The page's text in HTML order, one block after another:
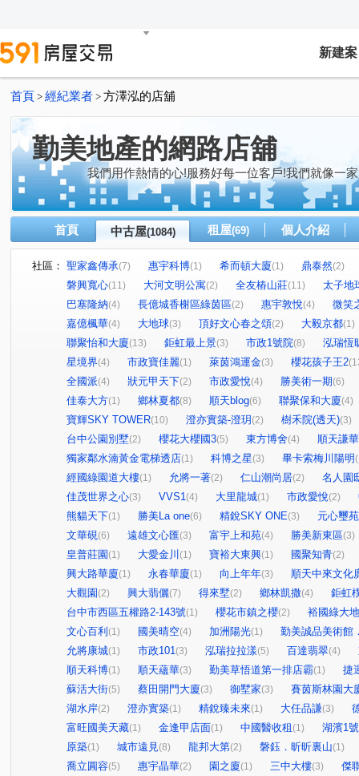
新建案
首頁 > 經紀業者 > 方澤泓的店舖
勤美地產的網路店舖
我們用作熱情的心!服務好每一位客戶!我們就像一
首頁 中古屋(1084) 租屋(69) 個人介紹
社區： 聖家鑫傳承(7) 惠宇科博(1) 希而頓大廈(1) 鼎泰然(2)
磐興寬心(11) 大河文明公寓(2) 全友樁山莊(11)
太子地
巴塞隆納(4) 長億城香榭區綠茵區(2) 惠宇敦悅(4)
微笑
嘉億楓華(4) 大地球(3) 頂好文心春之頌(2) 大毅京都(1)
聯聚怡和大廈(13) 鉅虹最上景(3) 市政1號院(8)
泓瑞恆
星境界(4) 市政寶佳麗(1) 萊茵鴻運金(3) 櫻花孩子王2
全國派(4) 狀元甲天下(2) 市政愛悅(4) 勝美術一期(6)
佳泰大方(1) 鄉林夏都(8) 順天blog(6) 聯聚保和大廈(4)
寶輝SKY TOWER(10) 澄亦實築-澄玥 (2) 樹禾院(透天)(3)
台中公園別墅(2) 櫻花大櫻國3(5) 東方博舍(4)
順天謙華
獨家鄰水湳黃金電梯透店(1) 科博之星(3) 畢卡索梅川陽明
經國綠園道大樓(1) 允將一著(2) 仁山潮尚居(2)
名人園
佳茂世界之心(3) VVS1(4) 大里龍城(1) 市政愛悅(2)
熊貓天下(1) 勝美La one(6) 精銳SKY ONE(3)
元心璽苑
文華硯(6) 遠雄文心匯(3) 富宇上和苑(4) 勝美新東區(3)
皇普莊園 (1) 大愛金川 (1) 寶裕大東興(1) 國聚知青(2)
興大路華廈(1) 永春華廈(1) 向上年年(3)
順天中來文化
大觀園 (2) 興大翡儷(7) 得來墅(2) 鄉林凱撒(4)
鉅虹
台中市西區五權路2-143號(1) 櫻花市鎮之櫻(2)
裕國綠大
文心百利 (1) 國美晴空(4) 加洲陽光(1)
勤美誠品美術館
允將康城(1) 市政101(3) 泓瑞拉拉漾(5) 百達翡翠(4)
順天科博(1) 順天蘊華(3) 勤美草悟道第一排店霸(1)
捷
蘇活大街(5) 蔡田開門大廈(3) 御墅家(3)
賽茵斯林園大
湖水岸(2) 澄亦實築(1) 精銳臻未來(1) 大任品謙(3)
富旺國美天藏(1) 金逢甲店面(1) 中國醫收租 (1)
湖濱1
原築(1) 城市遠見(8) 龍邦大第(2) 磐鈺．昕昕裏山(1)
喬立圓容(5) 惠宇晶華(2) 園之廈(1) 三中大樓(3)
傑